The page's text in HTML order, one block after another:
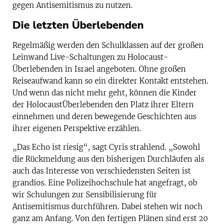
gegen Antisemitismus zu nutzen.
Die letzten Überlebenden
Regelmäßig werden den Schulklassen auf der großen
Leinwand Live-Schaltungen zu Holocaust­
Überlebenden in Israel angeboten. Ohne großen
Reiseaufwand kann so ein direkter Kontakt entstehen.
Und wenn das nicht mehr geht, können die Kinder
der Holocaust­Überlebenden den Platz ihrer Eltern
einnehmen und deren bewegende Geschichten aus
ihrer eigenen Perspektive erzählen.
„Das Echo ist riesig“, sagt Cyris strahlend. „Sowohl
die Rückmeldung aus den bisherigen Durchläufen als
auch das Interesse von verschiedensten Seiten ist
grandios. Eine Polizeihochschule hat angefragt, ob
wir Schulungen zur Sensibilisierung für
Antisemitismus durchführen. Dabei stehen wir noch
ganz am Anfang. Von den fertigen Plänen sind erst 20